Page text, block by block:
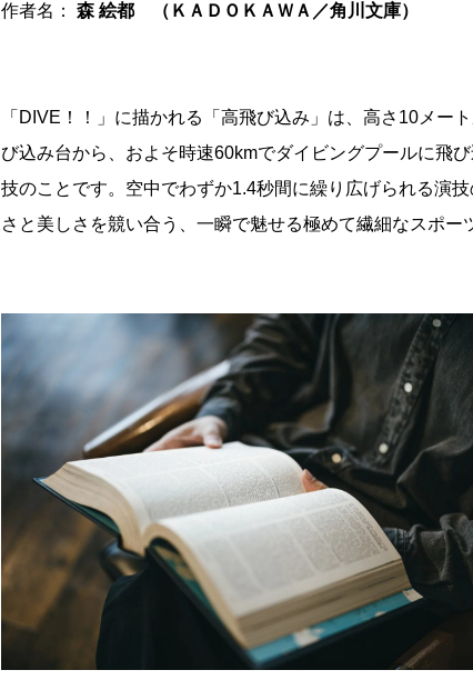
作者名： 森 絵都 （ＫＡＤＯＫＡＷＡ／角川文庫）
「DIVE！！」に描かれる「高飛び込み」は、高さ10メー
び込み台から、およそ時速60kmでダイビングプールに飛
技のことです。空中でわずか1.4秒間に繰り広げられる演技
さと美しさを競い合う、一瞬で魅せる極めて繊細なスポー